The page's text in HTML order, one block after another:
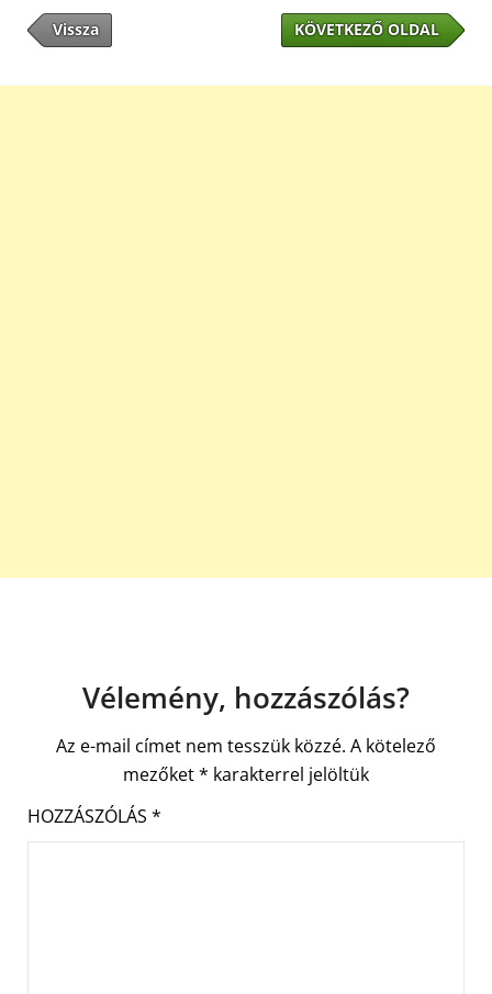
Vissza KÖVETKEZŐ OLDAL
Vélemény, hozzászólás?
Az e-mail címet nem tesszük közzé. A kötelező
mezőket* karakterrel jelöltük
HOZZÁSZÓLÁS *